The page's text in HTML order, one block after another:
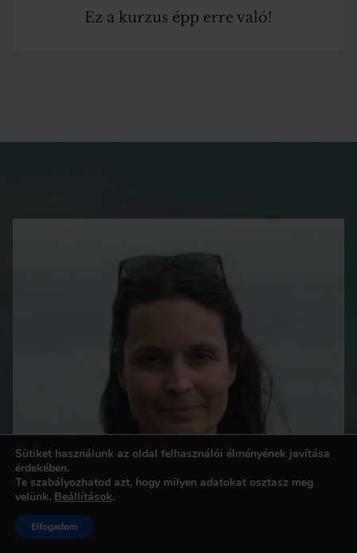
Ez a kurzus épp erre való!
Sütiket használunk az oldal felhasználói élményének javítása
érdekében.
Te szabályozhatod azt, hogy milyen adatokat osztasz meg
velünk. Beállítások.
Elfogadom